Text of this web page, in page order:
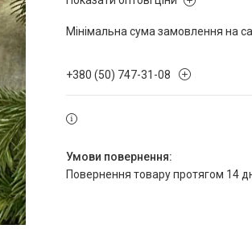
Мінімальна сума замовлення на
+380 (50) 747-31-08
повернення товару протягом 14